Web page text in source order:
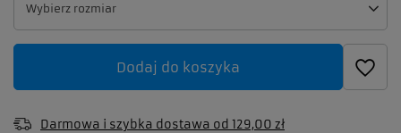
Wybierz rozmiar
Wybierz rozmiar
Dodaj do koszyka
Darmowa i szybka dostawa od 129,00 zł